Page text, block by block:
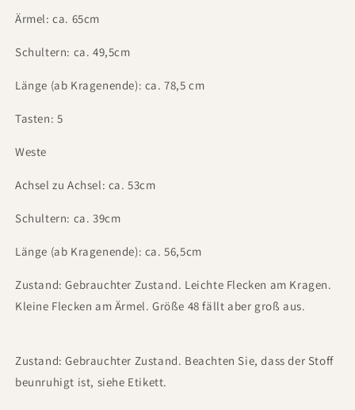
Ärmel: ca. 65cm
Schultern: ca. 49,5cm
Länge (ab Kragenende): ca. 78,5 cm
Tasten: 5
Weste
Achsel zu Achsel: ca. 53cm
Schultern: ca. 39cm
Länge (ab Kragenende): ca. 56,5cm
Zustand: Gebrauchter Zustand. Leichte Flecken am Kragen.
Kleine Flecken am Ärmel. Größe 48 fällt aber groß aus.
Zustand: Gebrauchter Zustand. Beachten Sie, dass der Stoff
beunruhigt ist, siehe Etikett.